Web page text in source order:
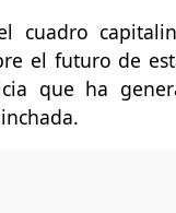
cuadro
el futuro de
que ha